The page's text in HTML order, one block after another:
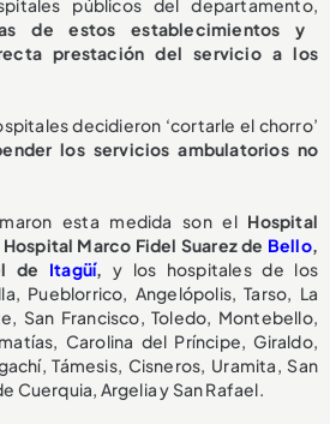
públicos del departamento,
de estos establecimientos y
prestación del servicio a los
decidieron ‘cortarle el chorro’
los servicios ambulatorios no
esta medida son el Hospital
Marco Fidel Suarez de Bello,
de Itagüí, y los hospitales de los
Pueblorrico, Angelópolis, Tarso, La
San Francisco, Toledo, Montebello,
Carolina del Príncipe, Giraldo,
Támesis, Cisneros, Uramita, San
Cuerquia, Argelia y San Rafael.